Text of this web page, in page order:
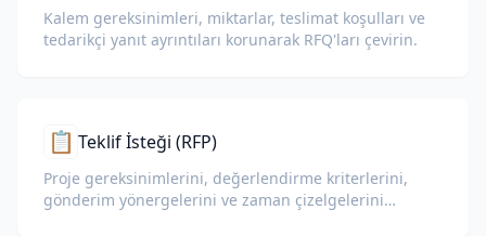
Kalem gereksinimleri, miktarlar, teslimat koşulları ve
tedarikçi yanıt ayrıntıları korunarak RFQ'ları çevirin.
📋 Teklif İsteği (RFP)
Proje gereksinimlerini, değerlendirme kriterlerini,
gönderim yönergelerini ve zaman çizelgelerini